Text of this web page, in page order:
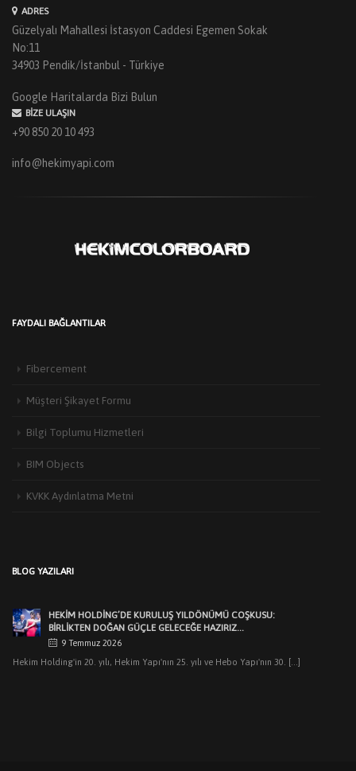
ADRES
Güzelyalı Mahallesi İstasyon Caddesi Egemen Sokak
No:11
34903 Pendik/İstanbul - Türkiye
Google Haritalarda Bizi Bulun
BIZE ULAŞIN
+90 850 20 10 493
info@hekimyapi.com
FAYDALI BAĞLANTILAR
Fibercement
Müşteri Şikayet Formu
Bilgi Toplumu Hizmetleri
BIM Objects
KVKK Aydınlatma Metni
BLOG YAZILARI
HEKİM HOLDİNG’DE KURULUŞ YILDÖNÜMÜ COŞKUSU:
BİRLİKTEN DOĞAN GÜÇLE GELECEĞE HAZIRIZ…
9 Temmuz 2026
Hekim Holding'in 20. yılı, Hekim Yapı'nın 25. yılı ve Hebo Yapı'nın 30. [...]